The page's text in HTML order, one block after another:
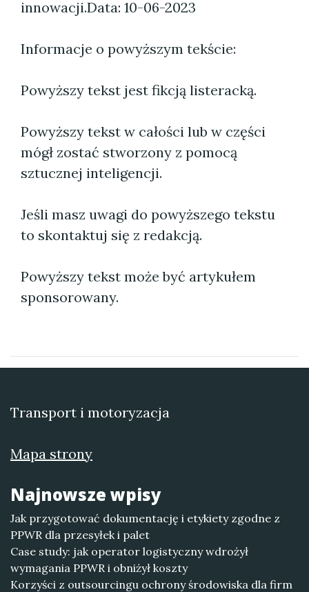
innowacji.Data: 10-06-2023
Informacje o powyższym tekście:
Powyższy tekst jest fikcją listeracką.
Powyższy tekst w całości lub w części
mógł zostać stworzony z pomocą
sztucznej inteligencji.
Jeśli masz uwagi do powyższego tekstu
to skontaktuj się z redakcją.
Powyższy tekst może być artykułem
sponsorowany.
Transport i motoryzacja
Mapa strony
Najnowsze wpisy
Jak przygotować dokumentację i etykiety zgodne z
PPWR dla przesyłek i palet
Case study: jak operator logistyczny wdrożył
wymagania PPWR i obniżył koszty
Korzyści z outsourcingu ochrony środowiska dla firm